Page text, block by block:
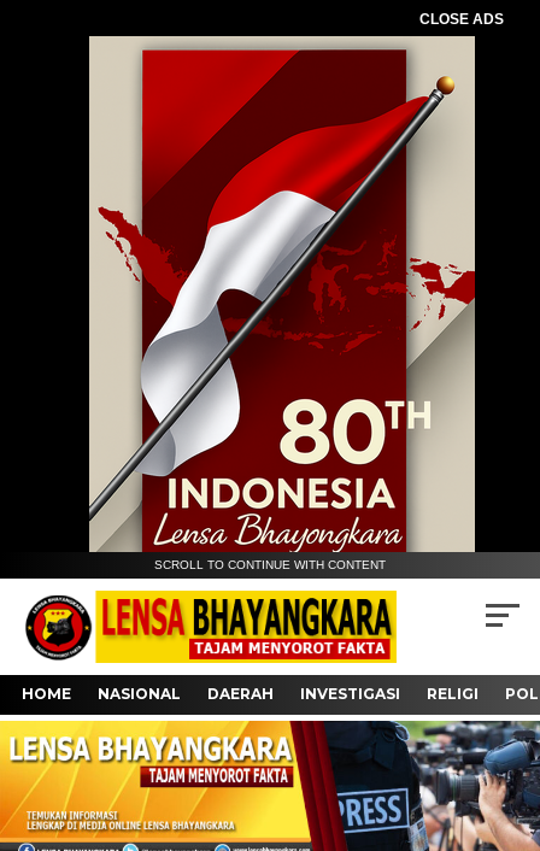
CLOSE ADS
SCROLL TO CONTINUE WITH CONTENT
HOME NASIONAL DAERAH INVESTIGASI RELIGI